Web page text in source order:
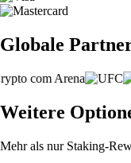
Globale
Weitere
Mehr als nur Staking-